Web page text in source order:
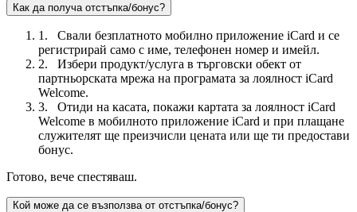
Как да получа отстъпка/бонус?
1. Свали безплатното мобилно приложение iCard и се
регистрирай само с име, телефонен номер и имейл.
2. Избери продукт/услуга в търговски обект от
партньорската мрежа на програмата за лоялност iCard
Welcome.
3. Отиди на касата, покажи картата за лоялност iCard
Welcome в мобилното приложение iCard и при плащане
служителят ще преизчисли цената или ще ти предостави
бонус.
Готово, вече спестяваш.
Кой може да се възползва от отстъпка/бонус?